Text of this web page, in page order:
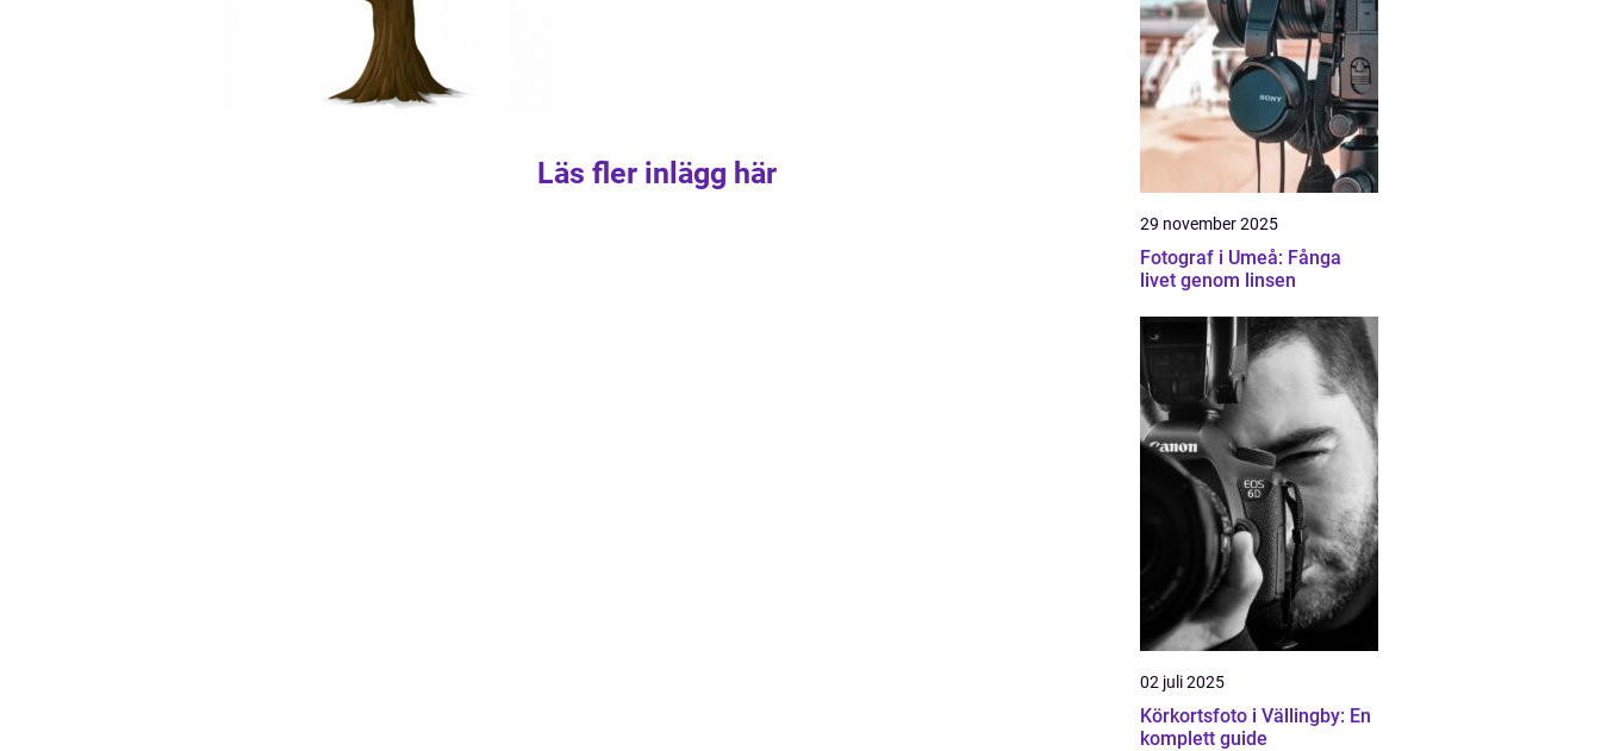
Läs fler inlägg här
29 november 2025
Fotograf i Umeå: Fånga
livet genom linsen
02 juli 2025
Körkortsfoto i Vällingby: En
komplett guide